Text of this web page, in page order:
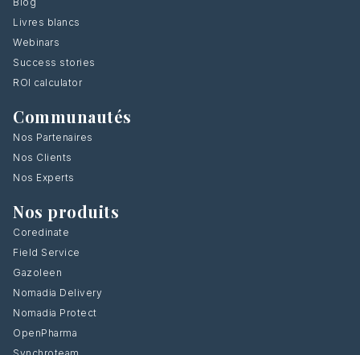
Livres blancs
Webinars
Success stories
ROI calculator
Communautés
Nos Partenaires
Nos Clients
Nos Experts
Nos produits
Coredinate
Field Service
Gazoleen
Nomadia Delivery
Nomadia Protect
OpenPharma